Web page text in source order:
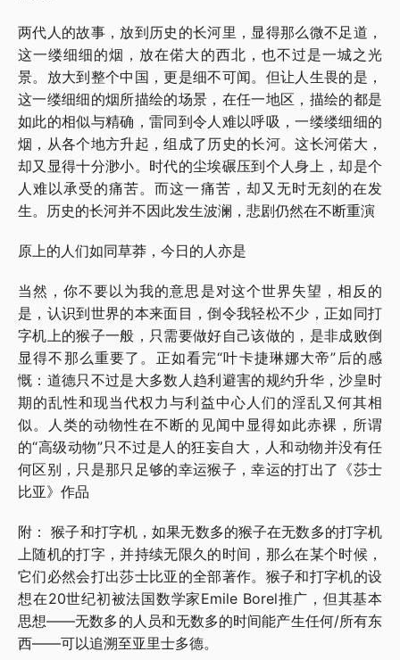
两代人的故事，放到历史的长河里，显得那么微不足道，
这一缕细细的烟，放在偌大的西北，也不过是一城之光
景。放大到整个中国，更是细不可闻。但让人生畏的是，
这一缕细细的烟所描绘的场景，在任一地区，描绘的都是
如此的相似与精确，雷同到令人难以呼吸，一缕缕细细的
烟，从各个地方升起，组成了历史的长河。这长河偌大，
却又显得十分渺小。时代的尘埃碾压到个人身上，却是个
人难以承受的痛苦。而这一痛苦，却又无时无刻的在发
生。历史的长河并不因此发生波澜，悲剧仍然在不断重演
原上的人们如同草莽，今日的人亦是
当然，你不要以为我的意思是对这个世界失望，相反的
是，认识到世界的本来面目，倒令我轻松不少，正如同打
字机上的猴子一般，只需要做好自己该做的，是非成败倒
显得不那么重要了。正如看完“叶卡捷琳娜大帝”后的感
慨：道德只不过是大多数人趋利避害的规约升华，沙皇时
期的乱性和现当代权力与利益中心人们的淫乱又何其相
似。人类的动物性在不断的见闻中显得如此赤裸，所谓
的“高级动物”只不过是人的狂妄自大，人和动物并没有任
何区别，只是那只足够的幸运猴子，幸运的打出了《莎士
比亚》作品
附： 猴子和打字机，如果无数多的猴子在无数多的打字机
上随机的打字，并持续无限久的时间，那么在某个时候，
它们必然会打出莎士比亚的全部著作。猴子和打字机的设
想在20世纪初被法国数学家Emile Borel推广，但其基本
思想——无数多的人员和无数多的时间能产生任何/所有东
西——可以追溯至亚里士多德。